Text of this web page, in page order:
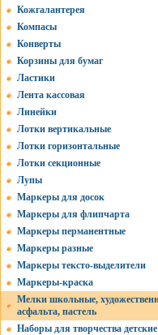
Кожгалантерея
Компасы
Конверты
Корзины для бумаг
Ластики
Лента кассовая
Линейки
Лотки вертикальные
Лотки горизонтальные
Лотки секционные
Лупы
Маркеры для досок
Маркеры для флипчарта
Маркеры перманентные
Маркеры разные
Маркеры тексто-выделители
Маркеры-краска
Мелки школьные,
асфальта, пастель
Наборы для творчества детские